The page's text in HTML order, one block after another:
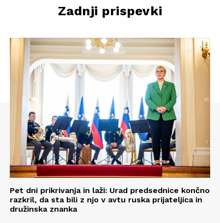
Zadnji prispevki
Pet dni prikrivanja in laži: Urad predsednice končno
razkril, da sta bili z njo v avtu ruska prijateljica in
družinska znanka